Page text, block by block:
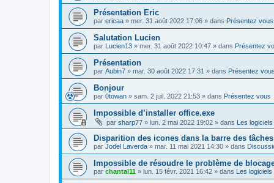
Présentation Eric
par ericaa » mer. 31 août 2022 17:06 » dans Présentez vous
Salutation Lucien
par Lucien13 » mer. 31 août 2022 10:47 » dans Présentez
Présentation
par Aubin7 » mar. 30 août 2022 17:31 » dans Présentez vous
Bonjour
par 0towan » sam. 2 juil. 2022 21:53 » dans Présentez vous
Impossible d’installer office.exe
par sharp77 » lun. 2 mai 2022 19:02 » dans Les logiciels
Disparition des icones dans la barre des tâches
par Jodel Laverda » mar. 11 mai 2021 14:30 » dans
Impossible de résoudre le problème de
par chantal11 » lun. 15 févr. 2021 16:42 » dans Les logiciels